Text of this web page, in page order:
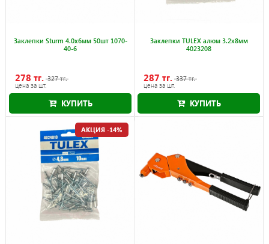
Заклепки Sturm 4.0x6мм 50шт 1070-
40-6
278 тг. 327 тг.
цена за шт.
Акция действует до 30.09.2026
КУПИТЬ
Заклепки TULEX алюм 3.2x8мм
4023208
287 тг. 337 тг.
цена за шт.
Акция действует до 30.09.2026
КУПИТЬ
АКЦИЯ -14%